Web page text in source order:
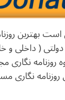
بهترین
( داخلی و
نگاری
نگاری